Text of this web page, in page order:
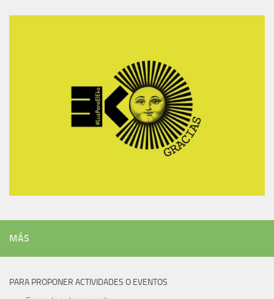
MÁS
PARA PROPONER ACTIVIDADES O EVENTOS